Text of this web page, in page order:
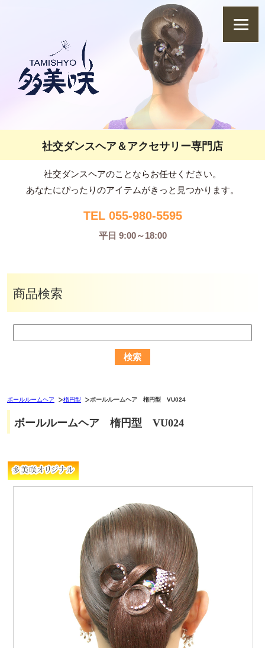
社交ダンスヘア＆アクセサリー専門店
社交ダンスヘアのことならお任せください。
あなたにぴったりのアイテムがきっと見つかります。
TEL 055-980-5595
平日 9:00～18:00
商品検索
ボールルームヘア 楕円型 ボールルームヘア 楕円型 VU024
ボールルームヘア 楕円型 VU024